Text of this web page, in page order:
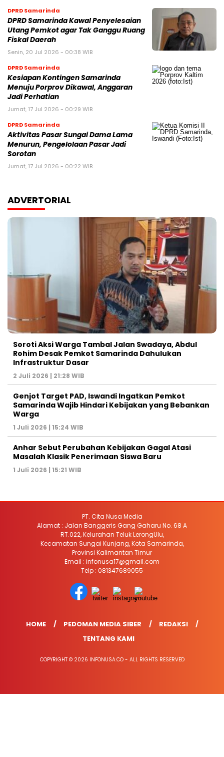
DPRD Samarinda
DPRD Samarinda Kawal Penyelesaian
Utang Pemkot agar Tak Ganggu Ruang
Fiskal Daerah
Senin, 20 Jul 2026 - 00:38 WIB
DPRD Samarinda
Kesiapan Kontingen Samarinda
Menuju Porprov Dikawal, Anggaran
Jadi Perhatian
Jumat, 17 Jul 2026 - 00:29 WIB
DPRD Samarinda
Aktivitas Pasar Sungai Dama Lama
Menurun, Pengelolaan Pasar Jadi
Sorotan
Jumat, 17 Jul 2026 - 00:22 WIB
ADVERTORIAL
Soroti Aksi Warga Tambal Jalan Swadaya, Abdul
Rohim Desak Pemkot Samarinda Dahulukan
Infrastruktur Dasar
2 Juli 2026 | 21:28 WIB
Genjot Target PAD, Iswandi Ingatkan Pemkot
Samarinda Wajib Hindari Kebijakan yang Bebankan
Warga
1 Juli 2026 | 15:24 WIB
Anhar Sebut Perubahan Kebijakan Gagal Atasi
Masalah Klasik Penerimaan Siswa Baru
1 Juli 2026 | 15:21 WIB
PT. Cita Nusa Media
Alamat : Jalan Banggeris Gang Gaharu No. 68 A
RT.022, Kelurahan Teluk LerongUlu,
Kecamatan Sungai Kunjang, Kota Samarinda,
Provinsi Kalimantan Timur
Email : infonusa17@gmail.com
Telp : 081347689055
HOME PEDOMAN MEDIA SIBER
REDAKSI
TENTANG KAMI
COPYRIGHT © 2026 INFONUSA.CO - ALL RIGHTS RESERVED